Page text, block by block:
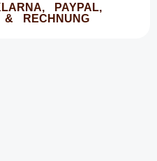
PAYPAL,
& RECHNUNG